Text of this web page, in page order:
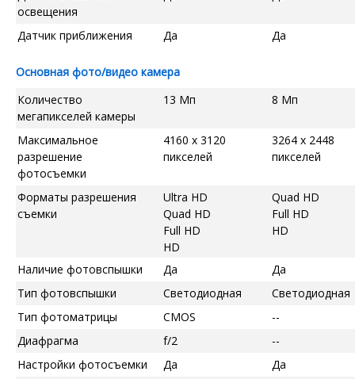
освещения
Датчик приближения Да Да
Основная фото/видео камера
Количество
мегапикселей камеры
13 Мп 8 Мп
Максимальное
разрешение
фотосъемки
4160 x 3120
пикселей
3264 x 2448
пикселей
Форматы разрешения
съемки
Ultra HD
Quad HD
Full HD
HD
Quad HD
Full HD
HD
Наличие фотовспышки Да
Да
Тип фотовспышки
Светодиодная
Светодиодная
Тип фотоматрицы
CMOS
--
Диафрагма
f/2
--
Настройки фотосъемки
Да
Да